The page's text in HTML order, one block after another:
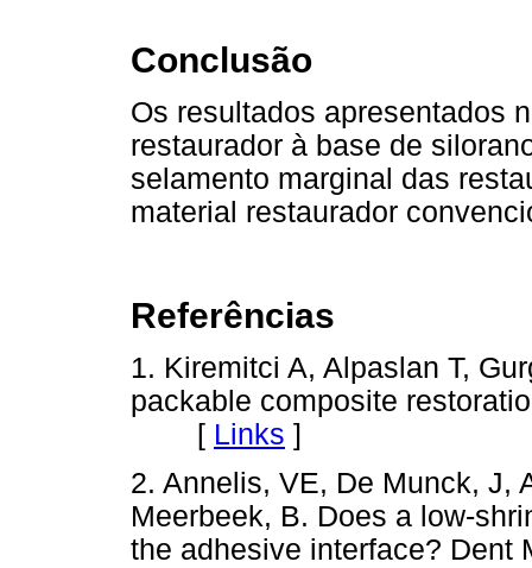
Conclusão
Os resultados apresentados
restaurador à base de
selamento marginal das
material restaurador
Referências
1. Kiremitci A, Alpaslan T,
packable composite
[ Links ]
2. Annelis, VE, De Munck, J,
Meerbeek, B. Does a low-
the adhesive interface? Dent